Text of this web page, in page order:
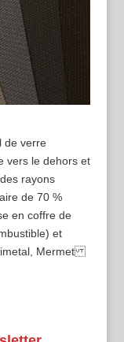
de verre
vers le dehors et
rayons
de 70 %
en coffre de
et
Mermet